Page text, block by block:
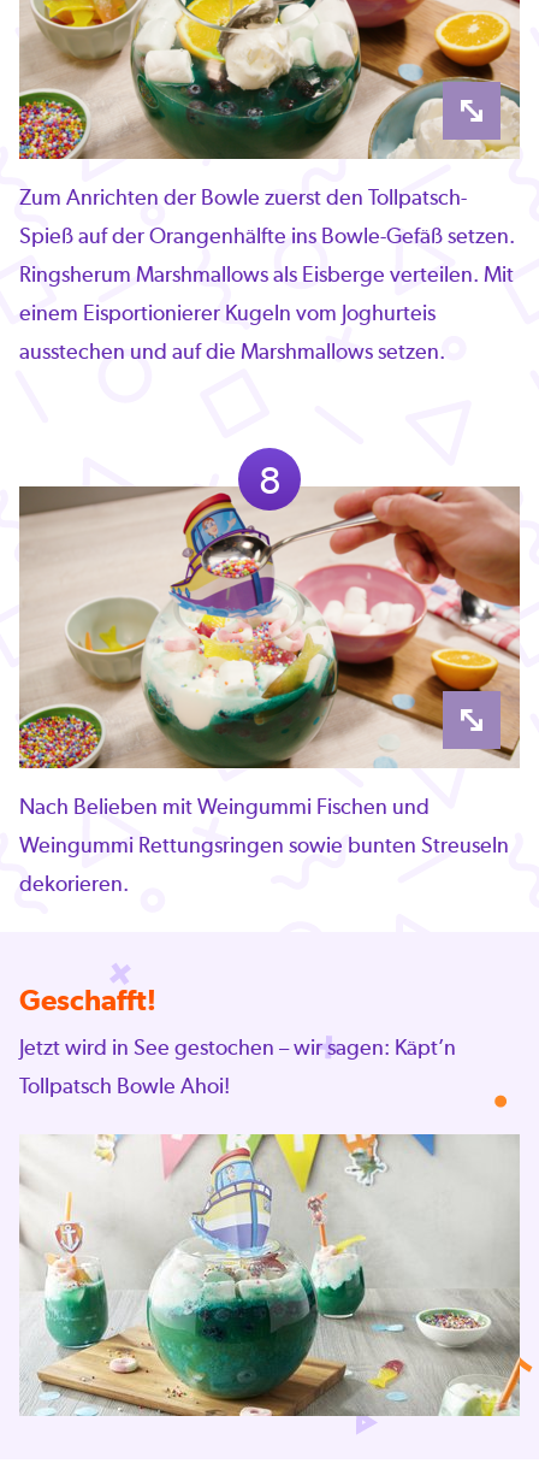
Zum Anrichten der Bowle zuerst den Tollpatsch-
Spieß auf der Orangenhälfte ins Bowle-Gefäß setzen.
Ringsherum Marshmallows als Eisberge verteilen. Mit
einem Eisportionierer Kugeln vom Joghurteis
ausstechen und auf die Marshmallows setzen.
8
Nach Belieben mit Weingummi Fischen und
Weingummi Rettungsringen sowie bunten Streuseln
dekorieren.
Geschafft!
Jetzt wird in See gestochen – wir sagen: Käpt’n
Tollpatsch Bowle Ahoi!